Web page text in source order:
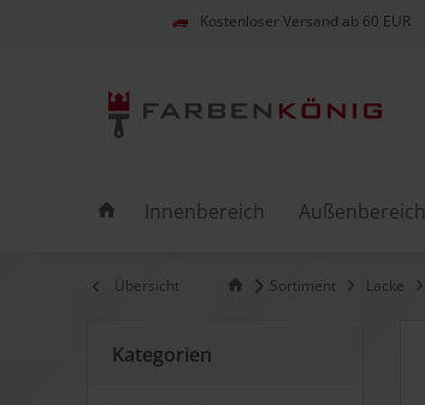
Kostenloser Versand ab 60 EUR
Innenbereich Außenbereich
Übersicht Sortiment Lacke
Kategorien